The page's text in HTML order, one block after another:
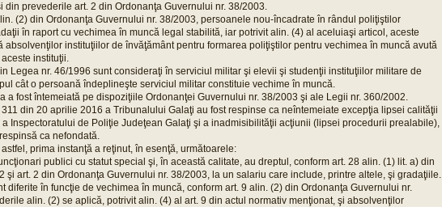
din prevederile art. 2 din Ordonanţa Guvernului nr. 38/2003.
(2) din Ordonanţa Guvernului nr. 38/2003, persoanele nou-încadrate în rândul poliţiştilor
în raport cu vechimea în muncă legal stabilită, iar potrivit alin. (4) al aceluiaşi articol, aceste
absolvenţilor instituţiilor de învăţământ pentru formarea poliţiştilor pentru vechimea în muncă avută
instituţii.
Legea nr. 46/1996 sunt consideraţi în serviciul militar şi elevii şi studenţii instituţiilor militare de
cât o persoană îndeplineşte serviciul militar constituie vechime în muncă.
a fost întemeiată pe dispoziţiile Ordonanţei Guvernului nr. 38/2003 şi ale Legii nr. 360/2002.
311 din 20 aprilie 2016 a Tribunalului Galaţi au fost respinse ca neîntemeiate excepţia lipsei calităţii
Inspectoratului de Poliţie Judeţean Galaţi şi a inadmisibilităţii acţiunii (lipsei procedurii prealabile),
ca nefondată.
prima instanţă a reţinut, în esenţă, următoarele:
publici cu statut special şi, în această calitate, au dreptul, conform art. 28 alin. (1) lit. a) din
şi art. 2 din Ordonanţa Guvernului nr. 38/2003, la un salariu care include, printre altele, şi gradaţiile.
diferite în funcţie de vechimea în muncă, conform art. 9 alin. (2) din Ordonanţa Guvernului nr.
alin. (2) se aplică, potrivit alin. (4) al art. 9 din actul normativ menţionat, şi absolvenţilor